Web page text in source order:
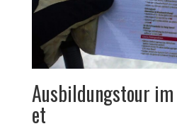
Ausbildungstour
et